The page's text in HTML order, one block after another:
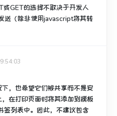
GET的选择不取决于开发人
送（除非使用javascript将其转
，也希望它们被共享而不是安
在打印页面时将其添加到模板
签列表中。因此，不建议包含